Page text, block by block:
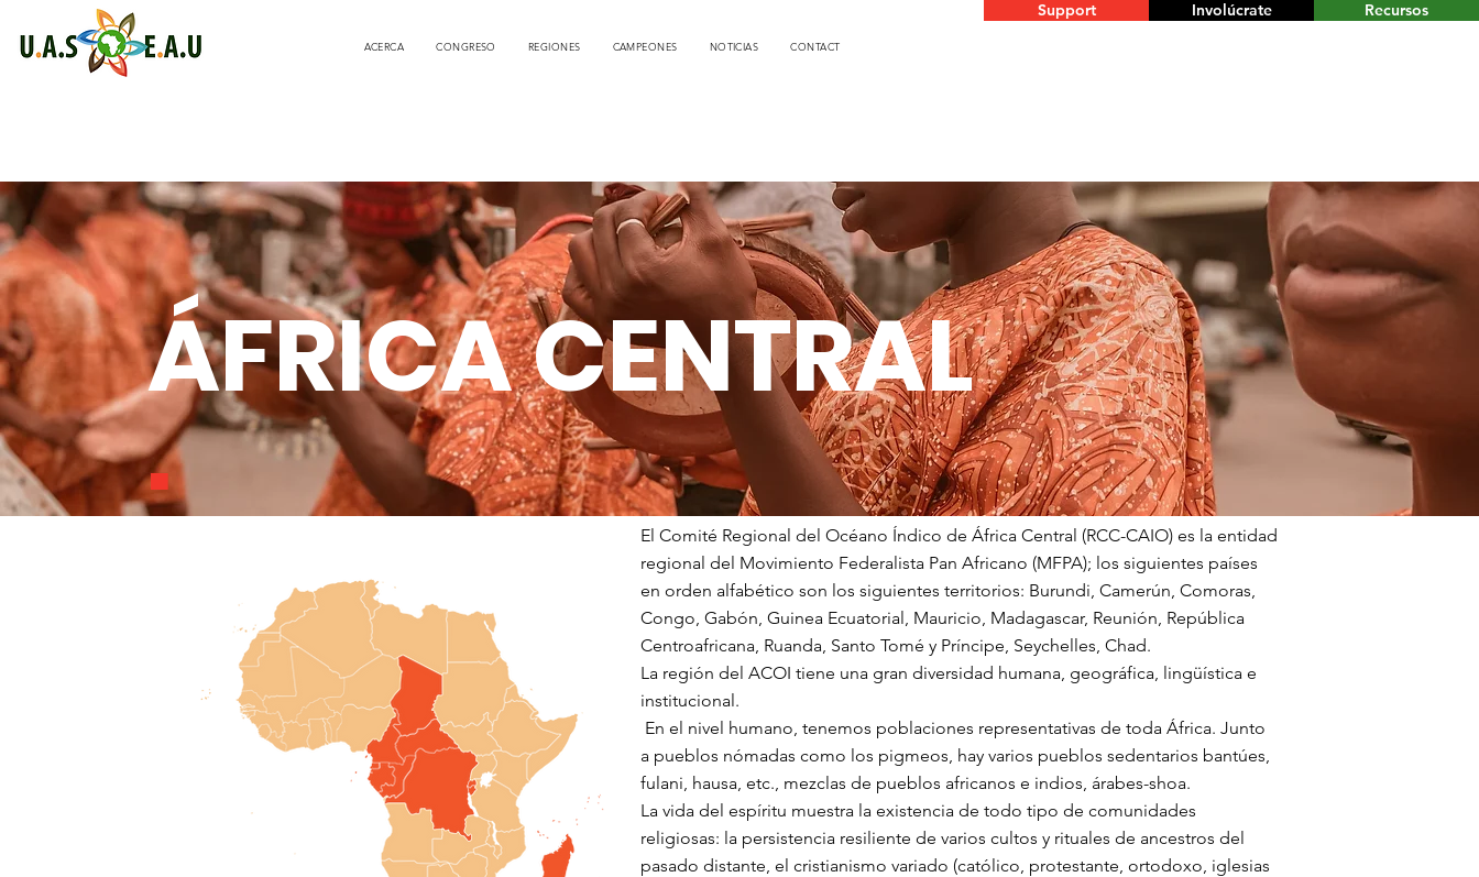
ACERCA CONGRESO REGIONES CAMPEONES NOTICIAS CONTACT
Support Involúcrate Recursos
ÁFRICA CENTRAL
.
El Comité Regional del Océano Índico de África Central (RCC-CAIO) es la entidad
regional del Movimiento Federalista Pan Africano (MFPA); los siguientes países
en orden alfabético son los siguientes territorios: Burundi, Camerún, Comoras,
Congo, Gabón, Guinea Ecuatorial, Mauricio, Madagascar, Reunión, República
Centroafricana, Ruanda, Santo Tomé y Príncipe, Seychelles, Chad.
La región del ACOI tiene una gran diversidad humana, geográfica, lingüística e
institucional.
En el nivel humano, tenemos poblaciones representativas de toda África. Junto
a pueblos nómadas como los pigmeos, hay varios pueblos sedentarios bantúes,
fulani, hausa, etc., mezclas de pueblos africanos e indios, árabes-shoa.
La vida del espíritu muestra la existencia de todo tipo de comunidades
religiosas: la persistencia resiliente de varios cultos y rituales de ancestros del
pasado distante, el cristianismo variado (católico, protestante, ortodoxo, iglesias